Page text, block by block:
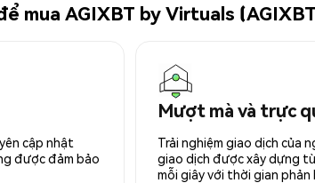
mua AGIXBT by Virtuals
cập nhật
được đảm bảo
Mượt mà và trực
Trải nghiệm giao dịch của
giao dịch được xây dựng
mỗi giây với thời gian